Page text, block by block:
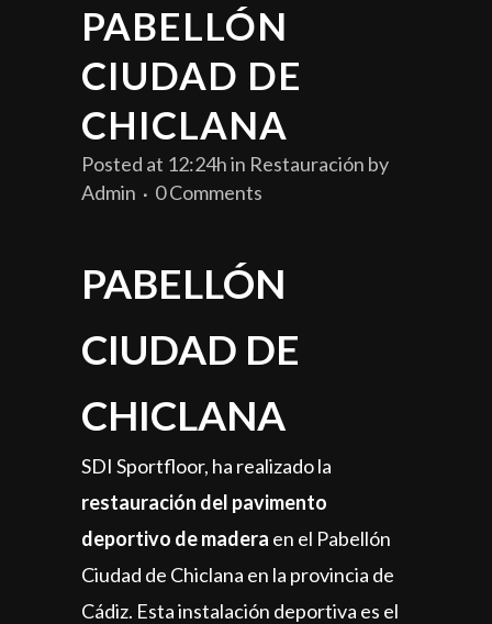
PABELLÓN
CIUDAD DE
CHICLANA
Posted at 12:24hin Restauración by
Admin
0 Comments
PABELLÓN
CIUDAD DE
CHICLANA
SDI Sportfloor, ha realizado la
restauración del pavimento
deportivo de madera en el Pabellón
Ciudad de Chiclana en la provincia de
Cádiz. Esta instalación deportiva es el